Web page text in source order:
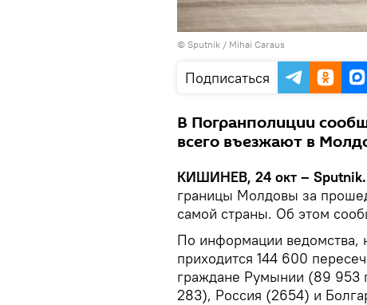
© Sputnik / Mihai Caraus
Подписаться
В Погранполиции
всего въезжают в
КИШИНЕВ, 24 окт – Sputnik.
границы Молдовы за
самой страны. Об этом
По информации ведомства,
приходится 144 600
граждане Румынии (89 953
283), Россия (2654) и